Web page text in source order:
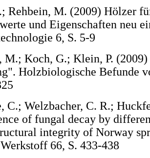
Rehbein, M. (2009) Hölzer
und Eigenschaften neu
6, S. 5-9
M.; Koch, G.; Klein, P.
Holzbiologische Befunde
C.; Welzbacher, C. R.;
of fungal decay by
integrity of Norway
66, S. 433-438